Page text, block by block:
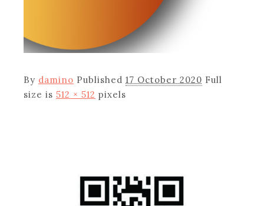
By damino Published 17 October 2020 Full
size is 512 × 512 pixels